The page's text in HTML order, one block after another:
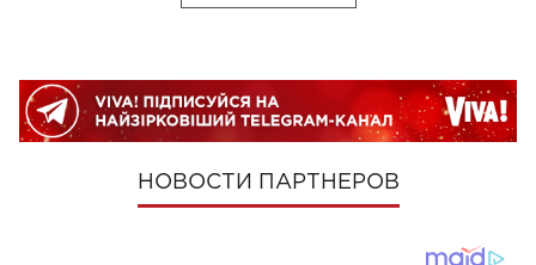
НОВОСТИ ПАРТНЕРОВ